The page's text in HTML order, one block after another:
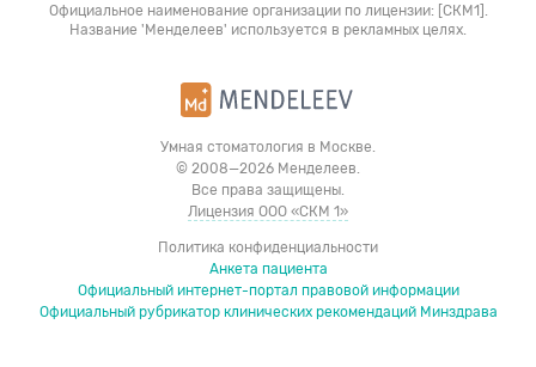
Официальное наименование организации по лицензии: [СКМ1].
Название 'Менделеев' используется в рекламных целях.
Умная стоматология в Москве.
© 2008—2026 Менделеев.
Все права защищены.
Лицензия ООО «СКМ 1»
Политика конфиденциальности
Анкета пациента
Официальный интернет-портал правовой информации
Официальный рубрикатор клинических рекомендаций Минздрава